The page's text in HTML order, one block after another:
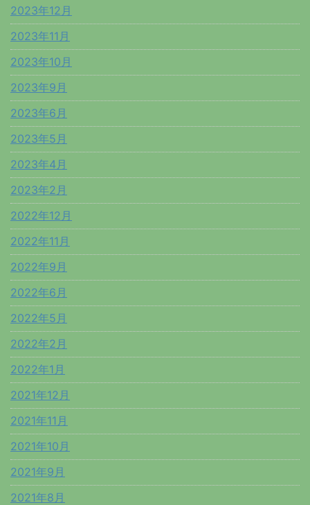
2023年12月
2023年11月
2023年10月
2023年9月
2023年6月
2023年5月
2023年4月
2023年2月
2022年12月
2022年11月
2022年9月
2022年6月
2022年5月
2022年2月
2022年1月
2021年12月
2021年11月
2021年10月
2021年9月
2021年8月